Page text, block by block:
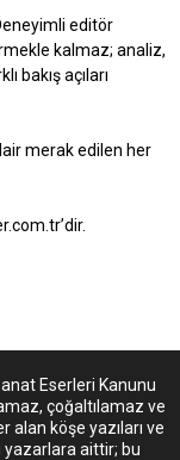
editör
kalmaz; analiz,
bakış açıları
merak edilen her
Eserleri Kanunu
çoğaltılamaz ve
alan köşe yazıları ve
yazarlara aittir; bu